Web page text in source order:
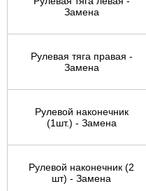
Замена
Рулевая тяга правая -
Замена
Рулевой наконечник
(1шт.) - Замена
Рулевой наконечник (2
шт) - Замена